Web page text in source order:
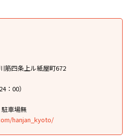
筋四条上ル紙屋町672
：00）
駐車場無
hanjan_kyoto/